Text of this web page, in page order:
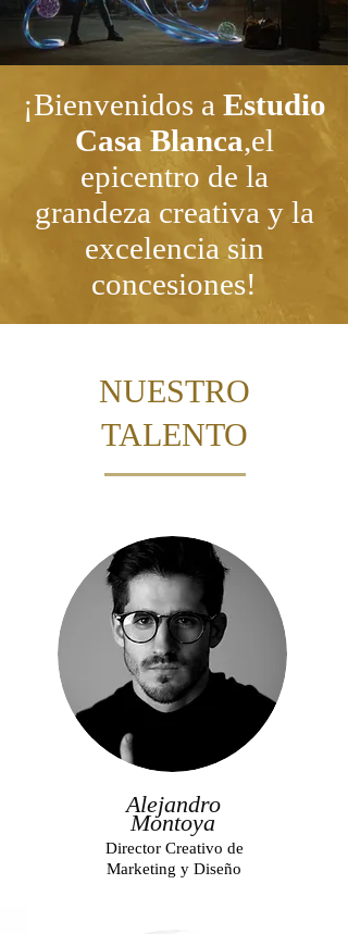
¡Bienvenidos a Estudio
Casa Blanca,el
epicentro de la
grandeza creativa y la
excelencia sin
concesiones!
NUESTRO
TALENTO
Alejandro
Montoya
Director Creativo de
Marketing y Diseño